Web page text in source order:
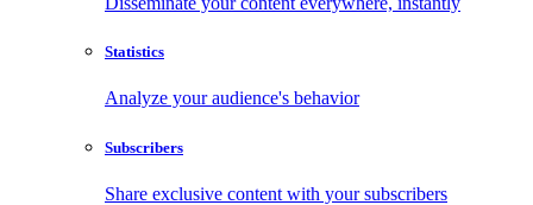
Statistics
Analyze your audience's behavior
Subscribers
Share exclusive content with your subscribers